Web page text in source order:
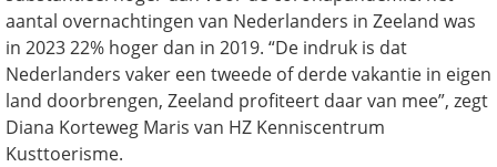
aantal overnachtingen van Nederlanders in Zeeland was
in 2023 22% hoger dan in 2019. “De indruk is dat
Nederlanders vaker een tweede of derde vakantie in eigen
land doorbrengen, Zeeland profiteert daar van mee”, zegt
Diana Korteweg Maris van HZ Kenniscentrum
Kusttoerisme.